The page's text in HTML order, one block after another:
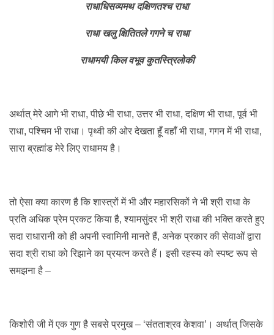
राधाधिसव्यमथ दक्षिणतश्च राधा
राधा खलु क्षितितले गगने च राधा
राधामयी किल वभूव कुतस्त्रिलोकी
अर्थात् मेरे आगे भी राधा, पीछे भी राधा, उत्तर भी राधा, दक्षिण भी राधा, पूर्व भी
राधा, पश्चिम भी राधा। पृथ्वी की ओर देखता हूँ वहाँ भी राधा, गगन में भी राधा,
सारा ब्रह्मांड मेरे लिए राधामय है।
तो ऐसा क्या कारण है कि शास्त्रों में भी और महारसिकों ने भी श्री राधा के
प्रति अधिक प्रेम प्रकट किया है, श्यामसुंदर भी श्री राधा की भक्ति करते हुए
सदा राधारानी को ही अपनी स्वामिनी मानते हैं, अनेक प्रकार की सेवाओं द्वारा
सदा श्री राधा को रिझाने का प्रयत्न करते हैं। इसी रहस्य को स्पष्ट रूप से
समझना है –
किशोरी जी में एक गुण है सबसे प्रमुख – ‘संतताश्रव केशवा’। अर्थात् जिसके